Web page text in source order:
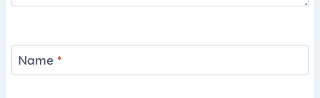
Name *